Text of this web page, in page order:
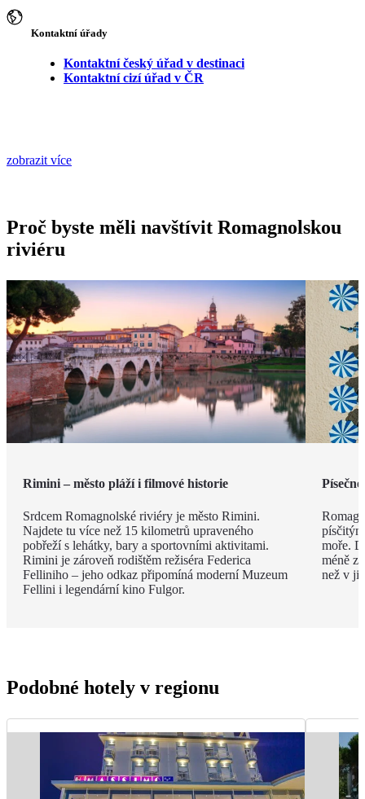
Kontaktní úřady
Kontaktní český úřad v destinaci
Kontaktní cizí úřad v ČR
zobrazit více
Proč byste měli navštívit Romagnolskou
riviéru
Rimini – město pláží i filmové historie
Srdcem Romagnolské riviéry je město Rimini.
Najdete tu více než 15 kilometrů upraveného
pobřeží s lehátky, bary a sportovními aktivitami.
Rimini je zároveň rodištěm režiséra Federica
Felliniho – jeho odkaz připomíná moderní Muzeum
Fellini i legendární kino Fulgor.
moře.
méně
než v
Podobné hotely v regionu